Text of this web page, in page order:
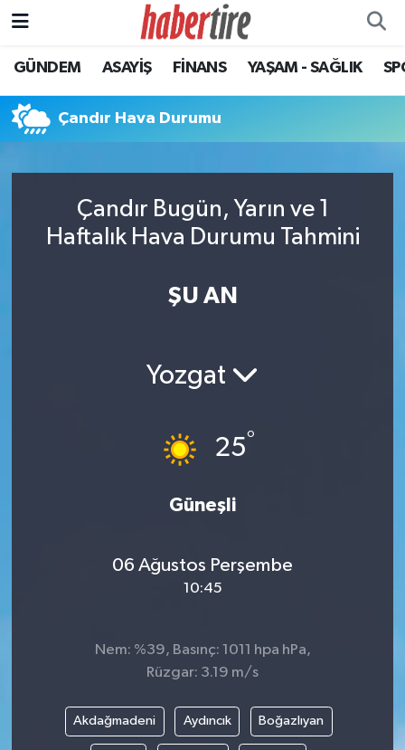
GÜNDEM ASAYİŞ FİNANS YAŞAM - SAĞLIK
Çandır Hava Durumu
Çandır Bugün, Yarın ve 1
Haftalık Hava Durumu Tahmini
ŞU AN
Yozgat
25°
Güneşli
06 Ağustos Perşembe
10:45
Nem: %39, Basınç: 1011 hpa hPa,
Rüzgar: 3.19 m/s
Akdağmadeni Aydıncık Boğazlıyan
Tire Nöbetçi Eczaneler
Tire Hava Durumu
Süper Lig Puan Durumu ve Fikstür
Son Dakika Haberleri